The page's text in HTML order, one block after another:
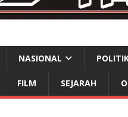
NASIONAL
FILM SEJARAH